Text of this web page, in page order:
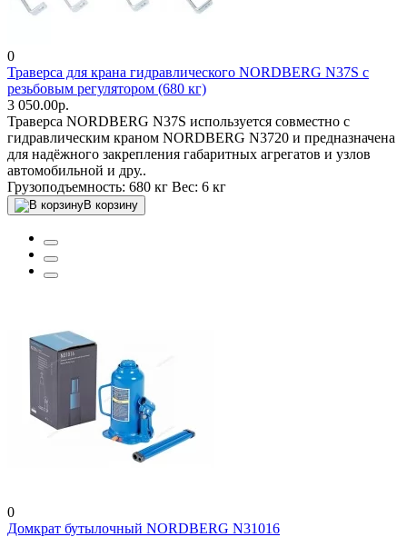
0
Траверса для крана гидравлического NORDBERG N37S с
резьбовым регулятором (680 кг)
3 050.00р.
Траверса NORDBERG N37S используется совместно с
гидравлическим краном NORDBERG N3720 и предназначена
для надёжного закрепления габаритных агрегатов и узлов
автомобильной и дру..
Грузоподъемность: 680 кг Вес: 6 кг
В корзину
0
Домкрат бутылочный NORDBERG N31016